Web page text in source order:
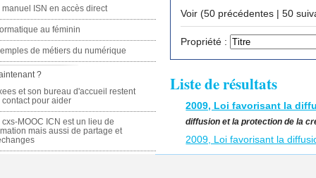
Voir (50
Propriété :
Liste de résultats
2009, Loi favorisant la
diffusion et la protection de la
2009, Loi favorisant la
manuel ISN en accès direct
au féminin
de métiers du numérique
?
et son bureau d'accueil restent
contact pour aider
cxs-MOOC ICN est un lieu de
mais aussi de partage et